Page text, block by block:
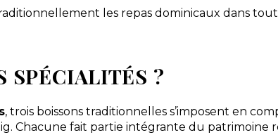
les repas dominicaux dans
SPÉCIALITÉS ?
, trois boissons traditionnelles s’imposent en
Chacune fait partie intégrante du patrimoine